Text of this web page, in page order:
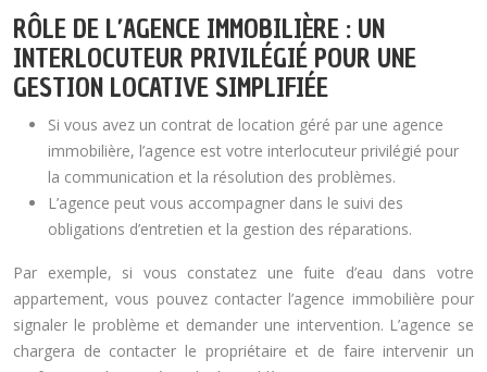
RÔLE DE L’AGENCE IMMOBILIÈRE : UN
INTERLOCUTEUR PRIVILÉGIÉ POUR UNE
GESTION LOCATIVE SIMPLIFIÉE
Si vous avez un contrat de location géré par une agence
immobilière, l’agence est votre interlocuteur privilégié pour
la communication et la résolution des problèmes.
L’agence peut vous accompagner dans le suivi des
obligations d’entretien et la gestion des réparations.
Par exemple, si vous constatez une fuite d’eau dans votre
appartement, vous pouvez contacter l’agence immobilière pour
signaler le problème et demander une intervention. L’agence se
chargera de contacter le propriétaire et de faire intervenir un